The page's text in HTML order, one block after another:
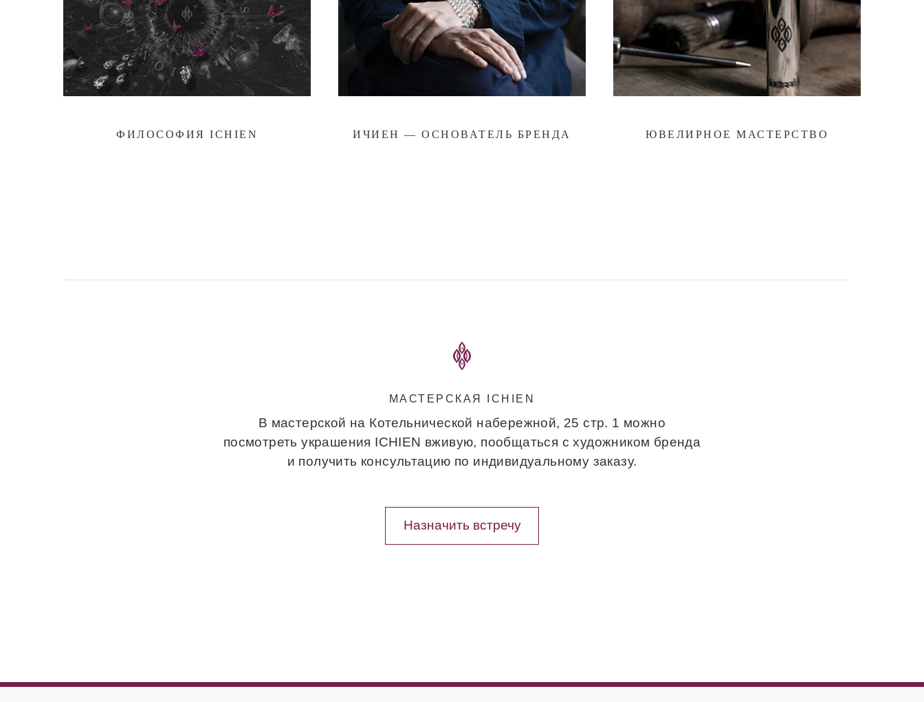
ФИЛОСОФИЯ ICHIEN ИЧИЕН — ОСНОВАТЕЛЬ БРЕНДА ЮВЕЛИРНОЕ МАСТЕРСТВО
МАСТЕРСКАЯ ICHIEN
В мастерской на Котельнической набережной, 25 стр. 1 можно
посмотреть украшения ICHIEN вживую, пообщаться с художником бренда
и получить консультацию по индивидуальному заказу.
Назначить встречу